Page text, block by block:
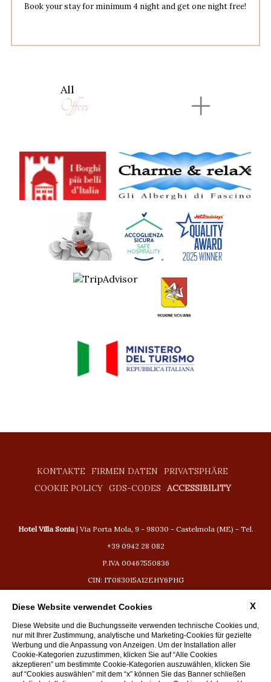
Book your stay for minimum 4 night and get one night free!
All
Offers
KONTAKTE FIRMEN DATEN
PRIVATSPHÄRE
COOKIE POLICY GDS-CODES ACCESSIBILITY
Hotel Villa Sonia| Via Porta Mola, 9 - 98030 - Castelmola (ME) - Tel.
+39 0942 28 082
P.IVA 00467550836
CIN: IT083015A12EHY6PHG
X
Diese Website verwendet Cookies
Diese Website und die Buchungsseite verwenden technische Cookies und,
nur mit Ihrer Zustimmung, analytische und Marketing-Cookies für gezielte
Werbung und die Anpassung von Anzeigen. Um der Installation aller
Cookie-Kategorien zuzustimmen, klicken Sie auf “Alle Cookies
akzeptieren” um bestimmte Cookie-Kategorien auszuwählen, klicken Sie
auf “Cookies auswählen” mit dem “x” können Sie das Banner schließen